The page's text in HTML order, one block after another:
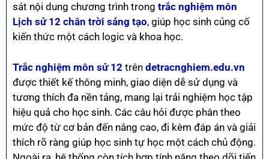
sát nội dung chương trình trong trắc nghiệm môn
Lịch sử 12 chân trời sáng tạo, giúp học sinh củng cố
kiến thức một cách logic và khoa học.
Trắc nghiệm môn sử 12 trên detracnghiem.edu.vn
được thiết kế thông minh, giao diện dễ sử dụng và
tương thích đa nền tảng, mang lại trải nghiệm học tập
hiệu quả cho học sinh. Các câu hỏi được phân theo
mức độ từ cơ bản đến nâng cao, đi kèm đáp án và giải
thích rõ ràng giúp học sinh tự học một cách chủ động.